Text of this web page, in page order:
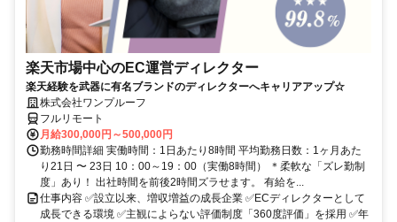
楽天市場中心のEC運営ディレクター
楽天経験を武器に有名ブランドのディレクターへキャリアアップ☆
株式会社ワンプルーフ
フルリモート
月給300,000円～500,000円
勤務時間詳細 実働時間：1日あたり8時間 平均勤務日数：1ヶ月あた
り21日 〜 23日 10：00～19：00（実働8時間） ＊柔軟な「ズレ勤制
度」あり！ 出社時間を前後2時間ズラせます。 有給を...
仕事内容 ✅設立以来、増収増益の成長企業 ✅ECディレクターとして
成長できる環境 ✅主観によらない評価制度「360度評価」を採用 ✅年